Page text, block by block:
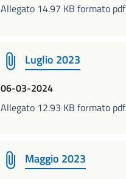
Allegato 14.97 KB formato pdf
Luglio 2023
06-03-2024
Allegato 12.93 KB formato pdf
Maggio 2023